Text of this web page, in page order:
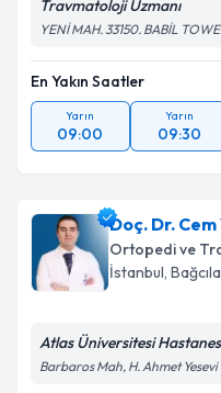
Travmatoloji Uzmanı
YENİ MAH. 33150. BABİL
En Yakın Saatler
Yarın
09:00
Yarın
09:30
Doç. Dr. Cem
Ortopedi ve
İstanbul,
Atlas Üniversitesi
Barbaros Mah, H. Ahmet Yesevi